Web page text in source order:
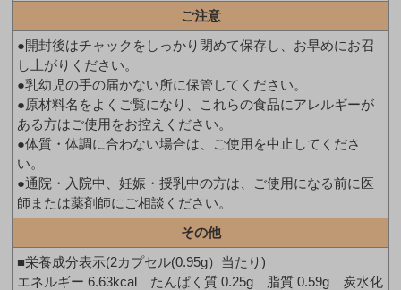
ご注意
●開封後はチャックをしっかり閉めて保存し、お早めにお召
し上がりください。
●乳幼児の手の届かない所に保管してください。
●原材料名をよくご覧になり、これらの食品にアレルギーが
ある方はご使用をお控えください。
●体質・体調に合わない場合は、ご使用を中止してくださ
い。
●通院・入院中、妊娠・授乳中の方は、ご使用になる前に医
師または薬剤師にご相談ください。
その他
■栄養成分表示(2カプセル(0.95g）当たり)
エネルギー 6.63kcal たんぱく質 0.25g 脂質 0.59g 炭水化